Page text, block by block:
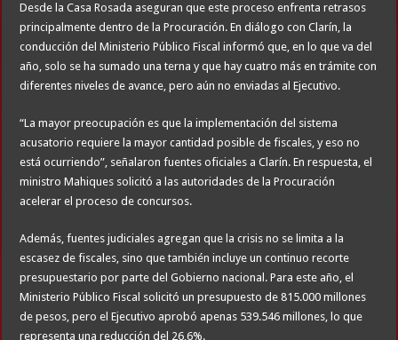
Desde la Casa Rosada aseguran que este proceso enfrenta retrasos
principalmente dentro de la Procuración. En diálogo con Clarín, la
conducción del Ministerio Público Fiscal informó que, en lo que va del
año, solo se ha sumado una terna y que hay cuatro más en trámite con
diferentes niveles de avance, pero aún no enviadas al Ejecutivo.
“La mayor preocupación es que la implementación del sistema
acusatorio requiere la mayor cantidad posible de fiscales, y eso no
está ocurriendo”, señalaron fuentes oficiales a Clarín. En respuesta, el
ministro Mahiques solicitó a las autoridades de la Procuración
acelerar el proceso de concursos.
Además, fuentes judiciales agregan que la crisis no se limita a la
escasez de fiscales, sino que también incluye un continuo recorte
presupuestario por parte del Gobierno nacional. Para este año, el
Ministerio Público Fiscal solicitó un presupuesto de 815.000 millones
de pesos, pero el Ejecutivo aprobó apenas 539.546 millones, lo que
representa una reducción del 26,6%.